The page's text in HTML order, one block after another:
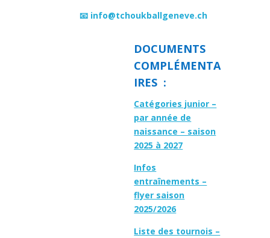
📧 info@tchoukballgeneve.ch
DOCUMENTS
COMPLÉMENTA
IRES :
Catégories junior –
par année de
naissance – saison
2025 à 2027
Infos
entraînements –
flyer saison
2025/2026
Liste des tournois –